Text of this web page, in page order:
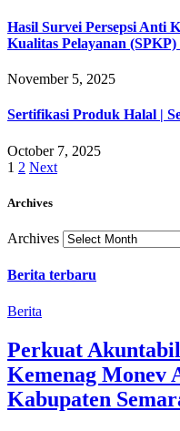
Hasil Survei Persepsi Anti
Kualitas Pelayanan
November 5, 2025
Sertifikasi Produk Halal |
October 7, 2025
1 2 Next
Archives
Archives
Berita terbaru
Berita
Perkuat
Kemenag Monev
Kabupaten